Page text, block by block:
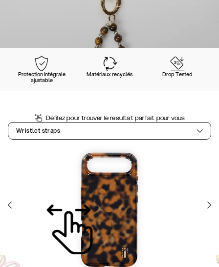
Protection intégrale
ajustable
Matériaux recyclés Drop Tested
Défilez pour trouver le resultat parfait pour vous
Wristlet straps